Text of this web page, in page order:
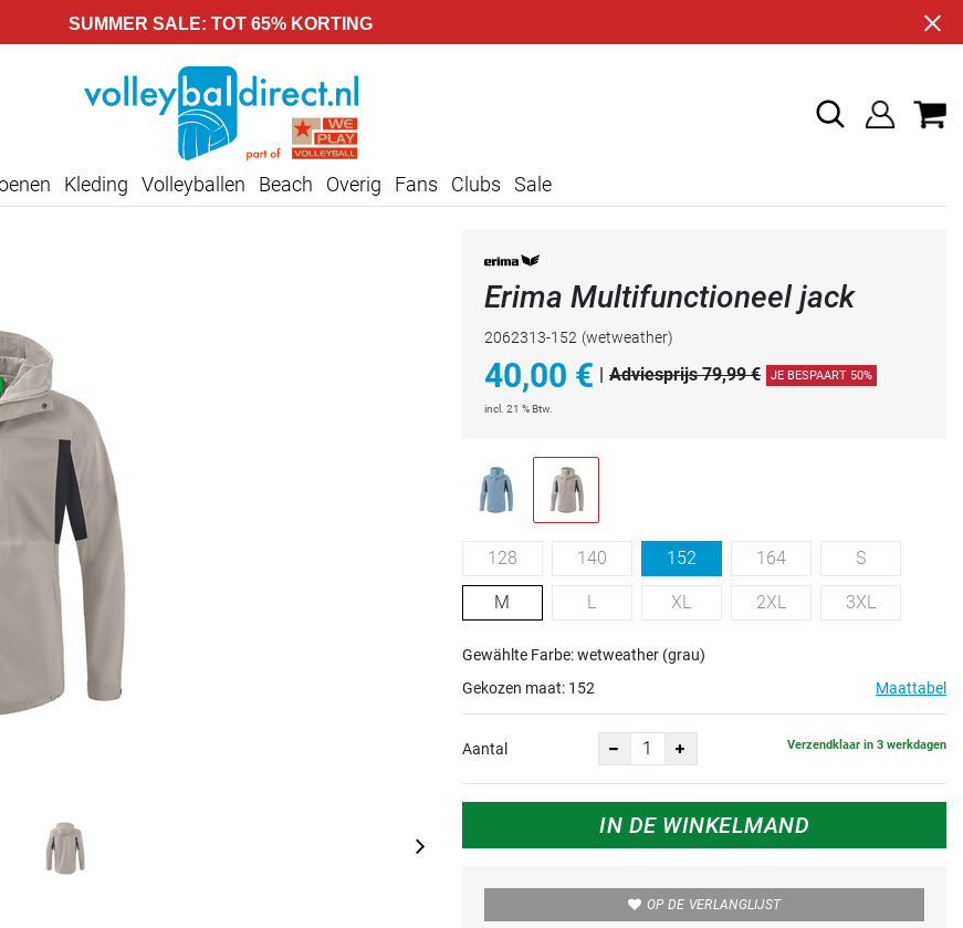
SUMMER SALE: TOT 65% KORTING
Kleding Volleyballen Beach Overig Fans Clubs Sale
Erima Multifunctioneel jack
2062313-152 (wetweather)
40,00 € Adviesprijs 79,99 € JE BESPAART 50%
incl. 21 % Btw.
128 140 152 164 S
M L XL 2XL 3XL
Gewählte Farbe: wetweather (grau)
Gekozen maat: 152 Maattabel
Aantal Verzendklaar in 3 werkdagen
IN DE WINKELMAND
OP DE VERLANGLIJST